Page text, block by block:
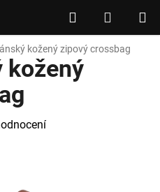
Hledat
KOŠÍK
kožený zipový crossbag
kožený